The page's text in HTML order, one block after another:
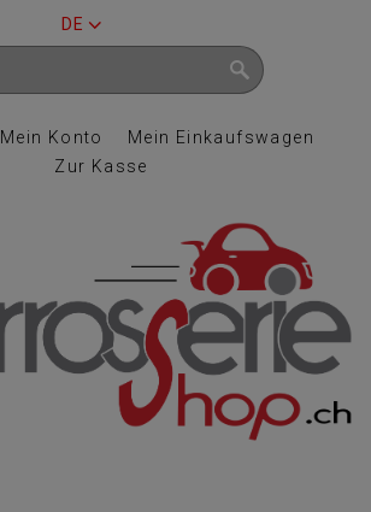
DE
Mein Konto
Mein Einkaufswagen
Zur Kasse